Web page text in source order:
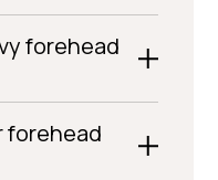
forehead
forehead